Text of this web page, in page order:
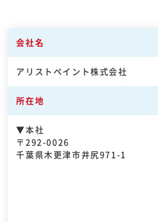
会社名
アリストペイント株式会社
所在地
▼本社
〒292-0026
千葉県木更津市井尻971-1